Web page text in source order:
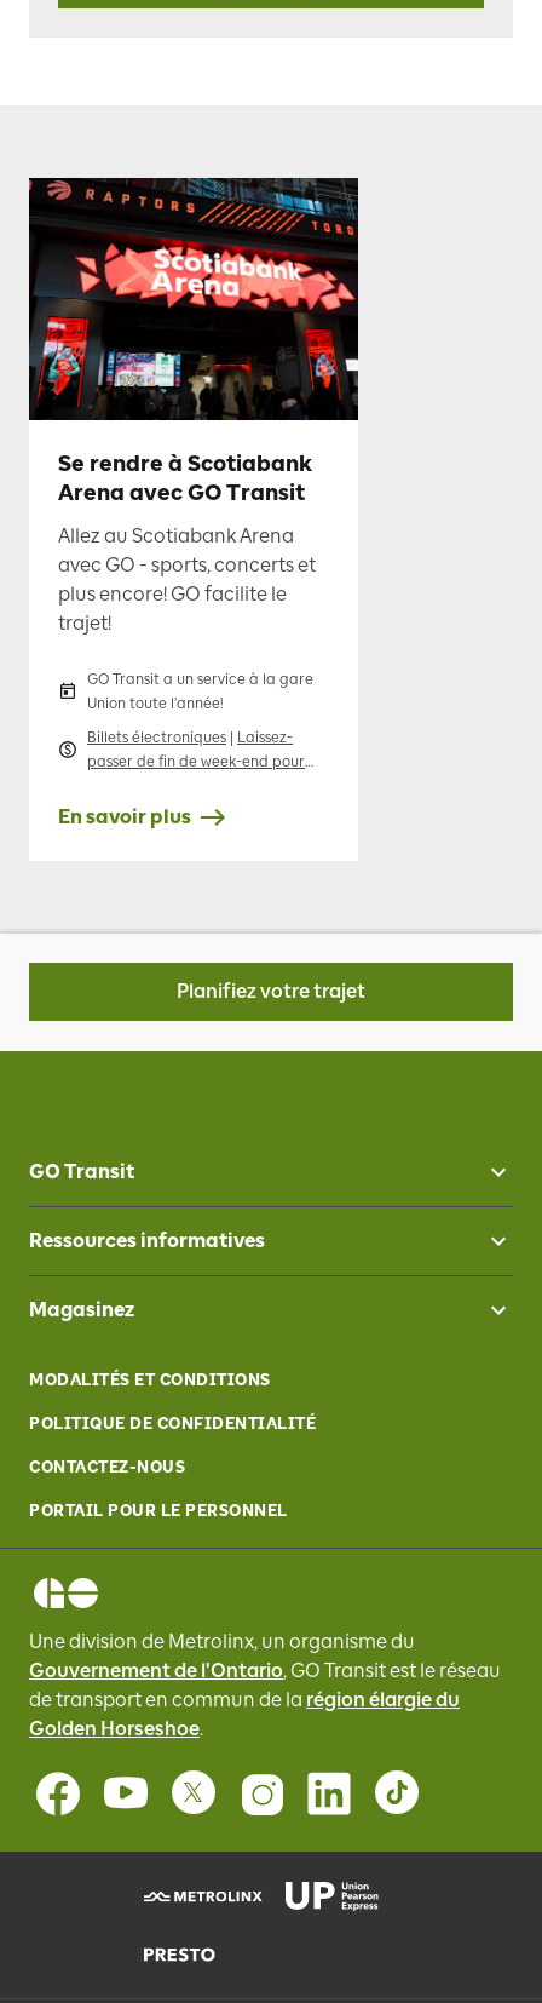
Se rendre à Scotiabank
Arena avec GO Transit
Allez au Scotiabank Arena
avec GO - sports, concerts et
plus encore! GO facilite le
trajet!
GO Transit a un service à la gare
Union toute l’année!
Billets électroniques
Laissez-
passer de fin de week-end pour
groupe en semaine
En savoir plus
Planifiez votre trajet
GO Transit
Ressources informatives
Magasinez
MODALITÉS ET CONDITIONS
POLITIQUE DE CONFIDENTIALITÉ
CONTACTEZ-NOUS
PORTAIL POUR LE PERSONNEL
Une division de Metrolinx, un organisme du
Gouvernement de l'Ontario, GO Transitest le réseau
de transport en commun de la région élargie du
Golden Horseshoe.